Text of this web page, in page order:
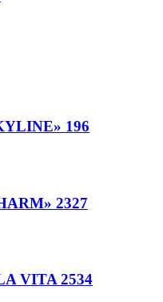
196
2327
VITA 2534